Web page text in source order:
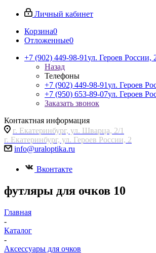
Личный кабинет
Корзина0
Отложенные0
+7 (902) 449-98-91ул. Героев России,
Назад
Телефоны
+7 (902) 449-98-91ул. Героев
+7 (950) 653-89-07ул. Героев
Заказать звонок
Контактная информация
г. Екатеринбург, ул. Шварца, 2/1
г. Екатеринбург, ул. Героев России, 2
info@uraloptika.ru
Вконтакте
футляры для очков 10
Главная
-
Каталог
-
Аксессуары для очков